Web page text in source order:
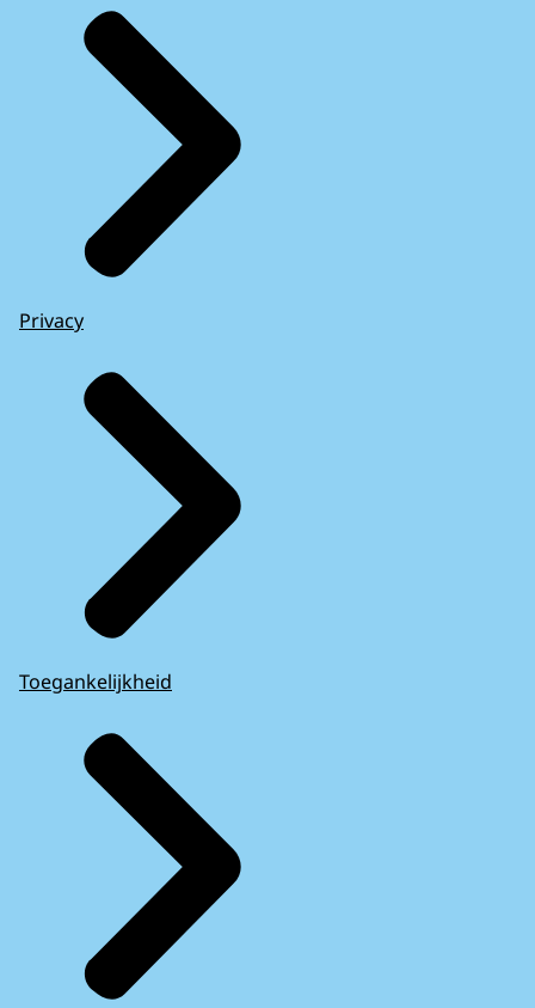
Privacy
Toegankelijkheid